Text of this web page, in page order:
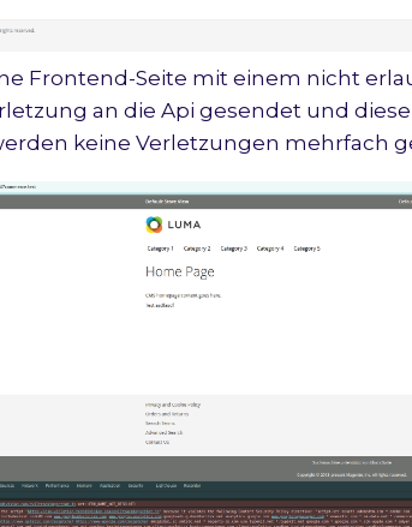
Frontend-Seite mit einem nicht
an die Api gesendet und
keine Verletzungen mehrfach